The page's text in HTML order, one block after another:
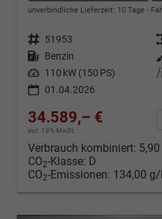
unverbindliche Lieferzeit: 10 Tage
Fahrzeugnr. 51953
Kraftstoff Benzin
Leistung 110 kW (150 PS)
01.04.2026
34.589,– €
incl. 19% MwSt.
Verbrauch kombiniert:
CO2-Klasse: D
CO2-Emissionen: 134,00